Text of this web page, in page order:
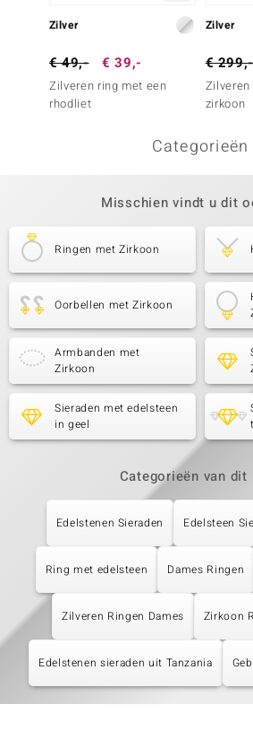
Zilver
€ 49,- € 39,-
Zilveren ring met een
rhodliet
Zilver
€ 299,-
zirkoon
Categorieën
Misschien vindt u dit
Ringen met Zirkoon
Oorbellen met Zirkoon
Armbanden met
Zirkoon
Sieraden met edelsteen
in geel
Categorieën van dit
Edelstenen Sieraden Edelsteen
Ring met edelsteen Dames Ringen
Zilveren Ringen Dames Zirkoon
Edelstenen sieraden uit Tanzania